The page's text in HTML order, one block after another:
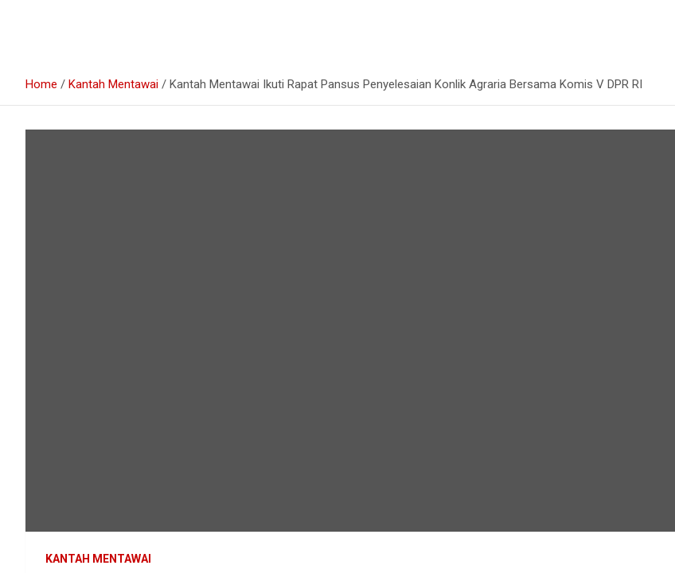
Home Kantah Mentawai Kantah Mentawai Ikuti Rapat Pansus Penyelesaian Konlik Agraria Bersama Komis V DPR RI
KANTAH MENTAWAI